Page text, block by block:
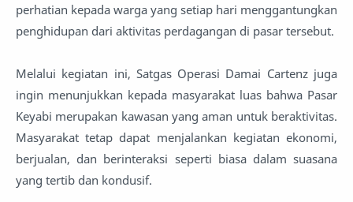
perhatian kepada warga yang setiap hari menggantungkan
penghidupan dari aktivitas perdagangan di pasar tersebut.
Melalui kegiatan ini, Satgas Operasi Damai Cartenz juga
ingin menunjukkan kepada masyarakat luas bahwa Pasar
Keyabi merupakan kawasan yang aman untuk beraktivitas.
Masyarakat tetap dapat menjalankan kegiatan ekonomi,
berjualan, dan berinteraksi seperti biasa dalam suasana
yang tertib dan kondusif.